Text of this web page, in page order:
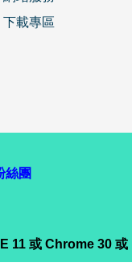
下載專區
絲團
11 或 Chrome 30